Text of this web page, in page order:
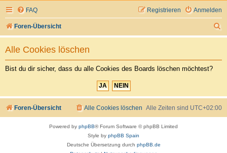
FAQ Anmelden
Registrieren
Foren-Übersicht
u
Alle Cookies löschen
Bist du dir sicher, dass du alle Cookies des Boards löschen möchtest?
Foren-Übersicht Alle Zeiten sind UTC+02:00
Alle Cookies löschen
Powered by phpBB® Forum Software © phpBB Limited
Style by phpBB Spain
Deutsche Übersetzung durch phpBB.de